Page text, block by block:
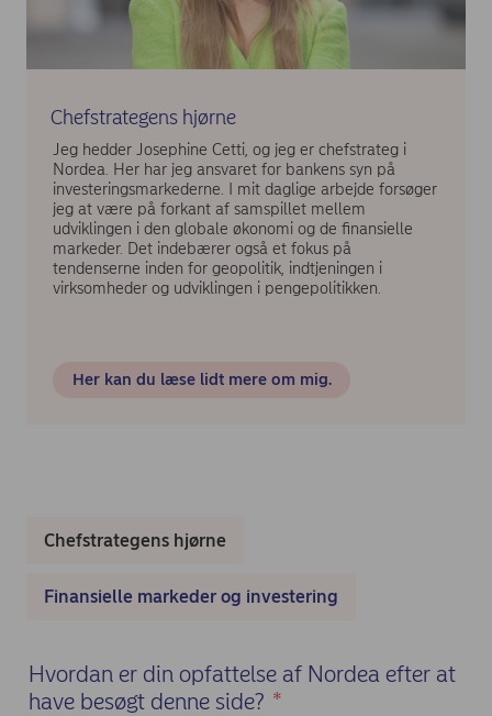
Chefstrategens hjørne
Jeg hedder Josephine Cetti, og jeg er chefstrateg i
Nordea. Her har jeg ansvaret for bankens syn på
investeringsmarkederne. I mit daglige arbejde forsøger
jeg at være på forkant af samspillet mellem
udviklingen i den globale økonomi og de finansielle
markeder. Det indebærer også et fokus på
tendenserne inden for geopolitik, indtjeningen i
virksomheder og udviklingen i pengepolitikken.
Her kan du læse lidt mere om mig.
Chefstrategens hjørne
Finansielle markeder og investering
Hvordan er din opfattelse af Nordea efter at
have besøgt denne side? *